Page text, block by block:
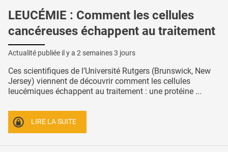
LEUCÉMIE : Comment les cellules
cancéreuses échappent au traitement
Actualité publiée il y a 2 semaines 3 jours
Ces scientifiques de l’Université Rutgers (Brunswick, New
Jersey) viennent de découvrir comment les cellules
leucémiques échappent au traitement : une protéine ...
LIRE LA SUITE